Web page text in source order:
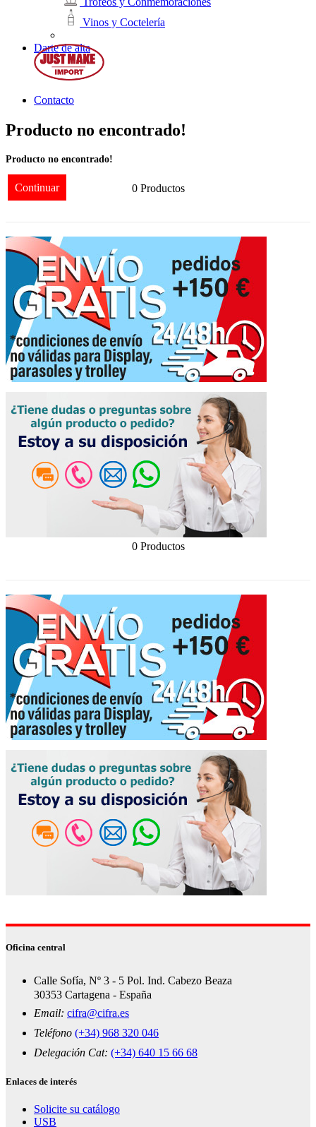
Vinos y Coctelería
Darte de alta
Contacto
Producto no encontrado!
Producto no encontrado!
Continuar 0 Productos
0 Productos
Oficina central
Calle Sofía, Nº 3 - 5 Pol. Ind. Cabezo Beaza
30353 Cartagena - España
Email: cifra@cifra.es
Teléfono (+34) 968 320 046
Delegación Cat: (+34) 640 15 66 68
Enlaces de interés
Solicite su catálogo
USB